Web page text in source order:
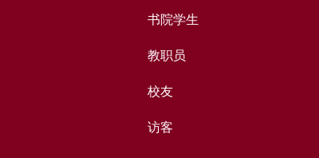
书院学生
教职员
校友
访客